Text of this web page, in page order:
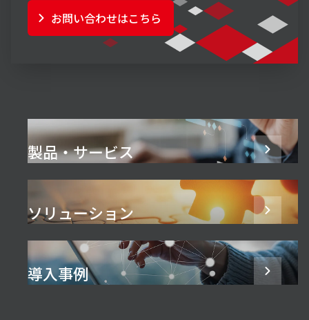
お問い合わせはこちら
製品・サービス
ソリューション
導入事例